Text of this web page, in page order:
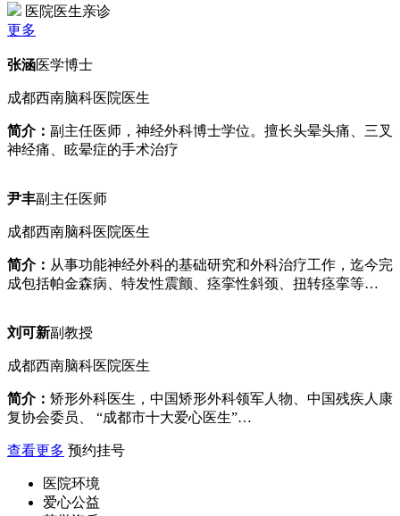
医院医生亲诊
更多
张涵医学博士
成都西南脑科医院医生
简介： 副主任医师，神经外科博士学位。擅长头晕头痛、三叉
神经痛、眩晕症的手术治疗
尹丰副主任医师
成都西南脑科医院医生
简介： 从事功能神经外科的基础研究和外科治疗工作，迄今完
成包括帕金森病、特发性震颤、痉挛性斜颈、扭转痉挛等…
刘可新副教授
成都西南脑科医院医生
简介： 矫形外科医生，中国矫形外科领军人物、中国残疾人康
复协会委员、 “成都市十大爱心医生”…
查看更多 预约挂号
医院环境
爱心公益